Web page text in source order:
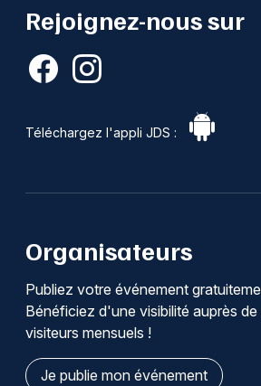
Rejoignez-nous sur
Téléchargez l'appli JDS :
Organisateurs
Publiez votre événement
Bénéficiez d'une visibilité auprès
visiteurs mensuels !
Je publie mon événement